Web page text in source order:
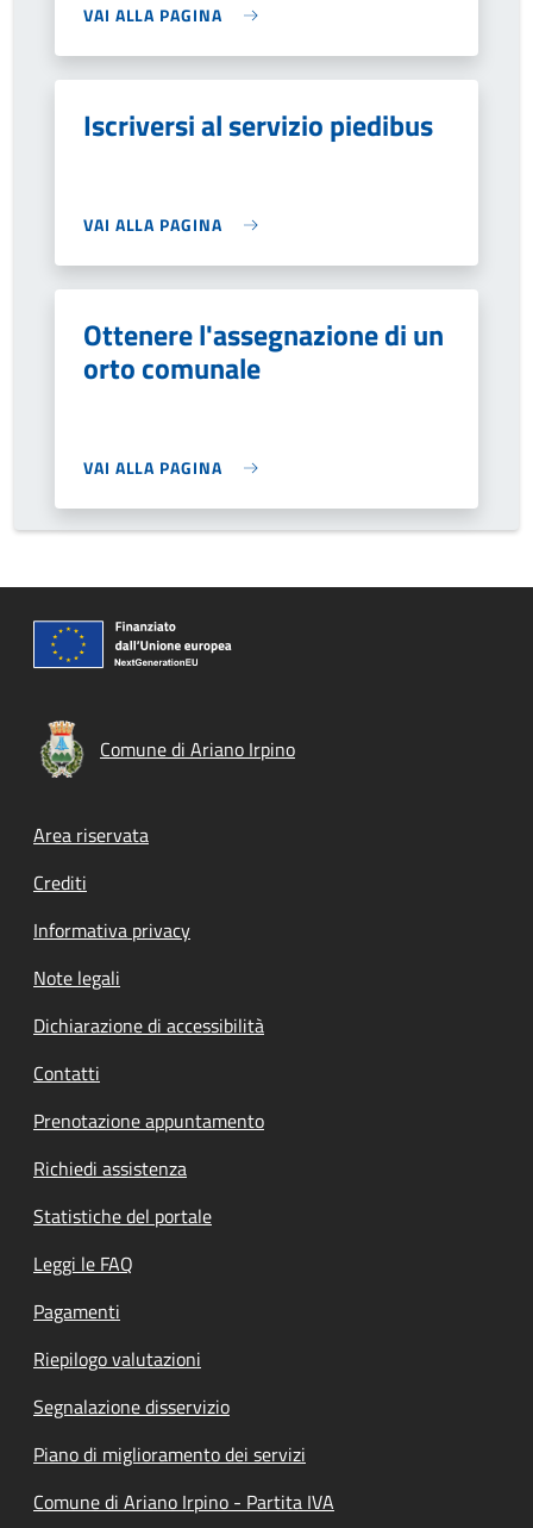
VAI ALLA PAGINA
Iscriversi al servizio piedibus
VAI ALLA PAGINA
Ottenere l'assegnazione di un
orto comunale
VAI ALLA PAGINA
Comune di Ariano Irpino
Footer menu
Area riservata
Crediti
Informativa privacy
Note legali
Dichiarazione di accessibilità
Contatti
Prenotazione appuntamento
Richiedi assistenza
Statistiche del portale
Leggi le FAQ
Pagamenti
Riepilogo valutazioni
Segnalazione disservizio
Piano di miglioramento dei servizi
Comune di Ariano Irpino - Partita IVA